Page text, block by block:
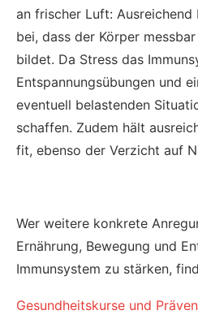
an frischer Luft:
bei, dass der Körper
bildet. Da Stress das
Entspannungsübungen und
eventuell belastenden
schaffen. Zudem hält
fit, ebenso der Verzicht auf
Wer weitere konkrete
Ernährung, Bewegung und
Immunsystem zu stärken,
Gesundheitskurse und